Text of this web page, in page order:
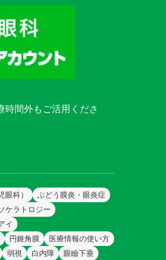
時間外もご活用くださ
眼科）
ぶどう膜炎・眼炎症
ケラトロジー
イ
円錐角膜
医療情報の使い方
弱視 白内障
眼瞼下垂